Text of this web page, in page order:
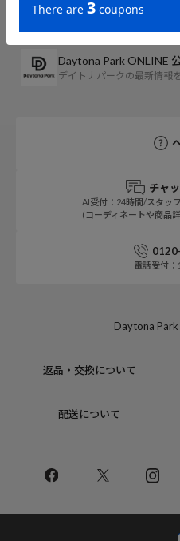
Daytona Park ONLINE
デイトナパークの最新情報
チャ
AI受付：24時間/スタッ
(コーディネートや商品
電話受付：
Daytona
返品・交換について
配送について